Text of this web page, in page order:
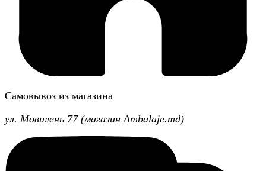
Самовывоз из магазина
ул. Мовилень 77 (магазин Ambalaje.md)